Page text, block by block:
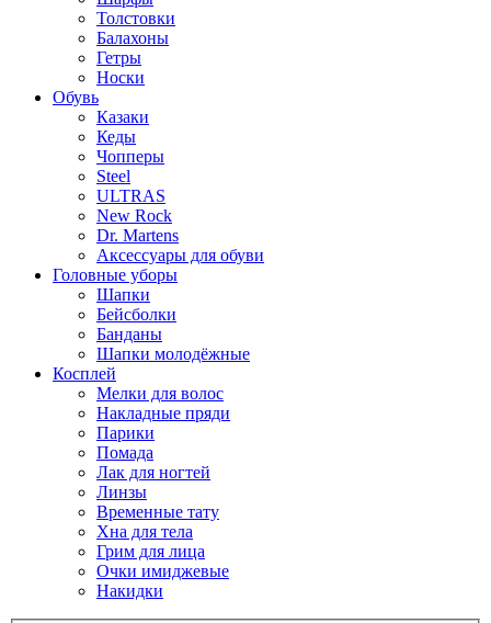
Толстовки
Балахоны
Гетры
Носки
Обувь
Казаки
Кеды
Чопперы
Steel
ULTRAS
New Rock
Dr. Martens
Аксессуары для обуви
Головные уборы
Шапки
Бейсболки
Банданы
Шапки молодёжные
Косплей
Мелки для волос
Накладные пряди
Парики
Помада
Лак для ногтей
Линзы
Временные тату
Хна для тела
Грим для лица
Очки имиджевые
Накидки